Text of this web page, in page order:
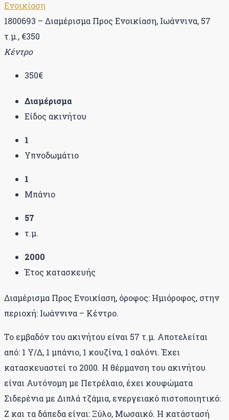
Ενοικίαση
1800693 – Διαμέρισμα Προς Ενοικίαση, Ιωάννινα, 57
τ.μ., €350
Κέντρο
350€
Διαμέρισμα
Είδος ακινήτου
1
Υπνοδωμάτιο
1
Μπάνιο
57
τ.μ.
2000
Έτος κατασκευής
Διαμέρισμα Προς Ενοικίαση, όροφος: Ημιόροφος, στην
περιοχή: Ιωάννινα – Κέντρο.
Το εμβαδόν του ακινήτου είναι 57 τ.μ. Αποτελείται
από: 1 Υ/Δ, 1 μπάνιο, 1 κουζίνα, 1 σαλόνι. Έχει
κατασκευαστεί το 2000. Η θέρμανση του ακινήτου
είναι Αυτόνομη με Πετρέλαιο, έχει κουφώματα
Σιδερένια με Διπλά τζάμια, ενεργειακό πιστοποιητικό:
Ζ και τα δάπεδα είναι: Ξύλο, Μωσαικό. Η κατάστασή